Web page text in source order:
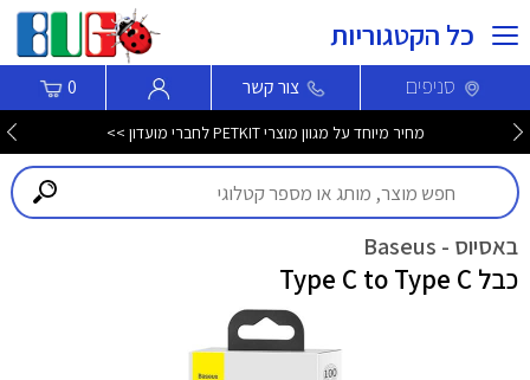
כל הקטגוריות
סניפים צור קשר 0
מחיר מיוחד על מגוון מוצרי PETKIT לחברי מועדון >>
באסיוס - Baseus
כבל Type C to Type C